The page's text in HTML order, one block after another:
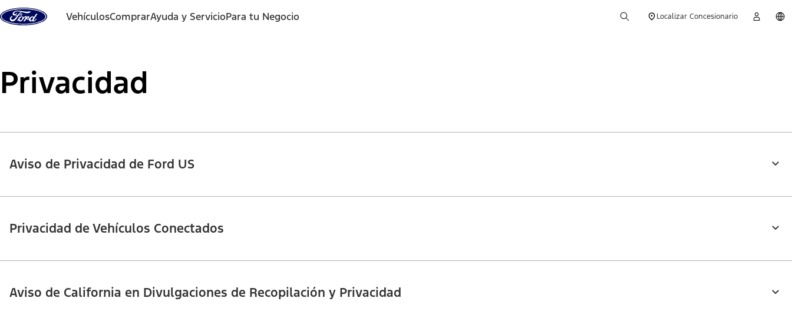
Saltar al contenido
VehículosComprarAyuda y ServicioPara tu Negocio Localizar Concesionario
Privacidad
Aviso de Privacidad de Ford US
Privacidad de Vehículos Conectados
Aviso de California en Divulgaciones de Recopilación y Privacidad